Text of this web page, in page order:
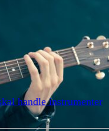
handle instrumenter